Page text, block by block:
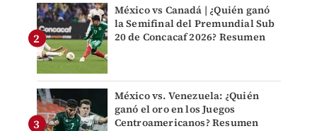
México vs Canadá | ¿Quién ganó
la Semifinal del Premundial Sub
20 de Concacaf 2026? Resumen
México vs. Venezuela: ¿Quién
ganó el oro en los Juegos
Centroamericanos? Resumen